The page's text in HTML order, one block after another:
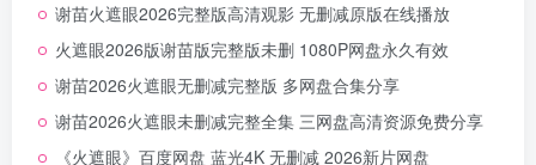
谢苗火遮眼2026完整版高清观影 无删减原版在线播放
火遮眼2026版谢苗版完整版未删 1080P网盘永久有效
谢苗2026火遮眼无删减完整版 多网盘合集分享
谢苗2026火遮眼未删减完整全集 三网盘高清资源免费分享
《火遮眼》百度网盘 蓝光4K 无删减 2026新片网盘